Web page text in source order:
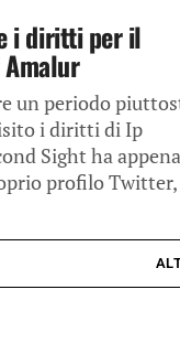
i diritti per il
un periodo
i diritti di Ip
Sight ha appena
profilo Twitter,